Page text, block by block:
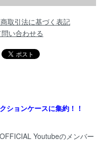
取引法に基づく表記
い合わせる
ションケースに集約！！
Youtubeのメンバー